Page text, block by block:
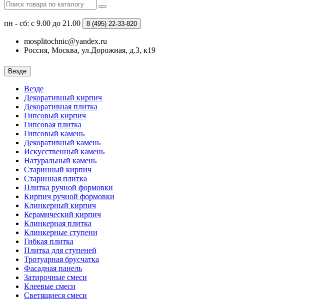
пн - сб: с 9.00 до 21.00 8 (495) 22-33-820
mosplitochnic@yandex.ru
Россия, Москва, ул.Дорожная, д.3, к19
Везде
Везде
Декоративный кирпич
Декоративная плитка
Гипсовый кирпич
Гипсовая плитка
Гипсовый камень
Декоративный камень
Искусственный камень
Натуральный камень
Старинный кирпич
Старинная плитка
Плитка ручной формовки
Кирпич ручной формовки
Клинкерный кирпич
Керамический кирпич
Клинкерная плитка
Клинкерные ступени
Гибкая плитка
Плитка для ступеней
Тротуарная брусчатка
Фасадная панель
Затирочные смеси
Клеевые смеси
Светящиеся смеси